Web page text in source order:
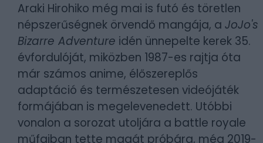
Araki Hirohiko még mai is futó és töretlen
népszerűségnek örvendő mangája, a JoJo's
Bizarre Adventure idén ünnepelte kerek 35.
évfordulóját, miközben 1987-es rajtja óta
már számos anime, élőszereplős
adaptáció és természetesen videójáték
formájában is megelevenedett. Utóbbi
vonalon a sorozat utoljára a battle royale
műfajban tette magát próbára, még 2019-